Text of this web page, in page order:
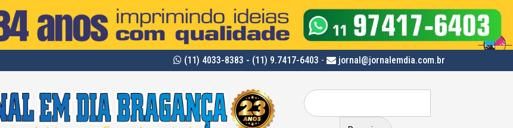
(11) 4033-8383 - (11) 9.7417-6403 - jornal@jornalemdia.com.br
Pesquisar
por: